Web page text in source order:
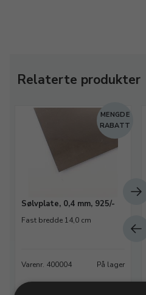
Relaterte produkter
MENGDE
RABATT
Sølvplate, 0,4 mm, 925/-
Fast bredde 14,0 cm
Varenr. 400004 På lager